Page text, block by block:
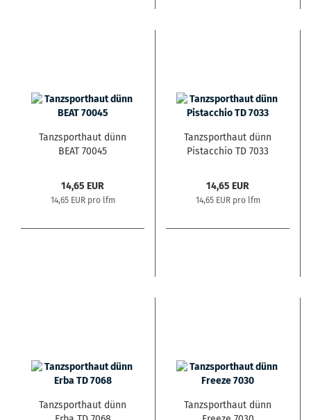
Tanzsporthaut dünn
BEAT 70045
14,65 EUR
14,65 EUR pro lfm
Tanzsporthaut dünn
Pistacchio TD 7033
14,65 EUR
14,65 EUR pro lfm
Tanzsporthaut dünn
Tanzsporthaut dünn